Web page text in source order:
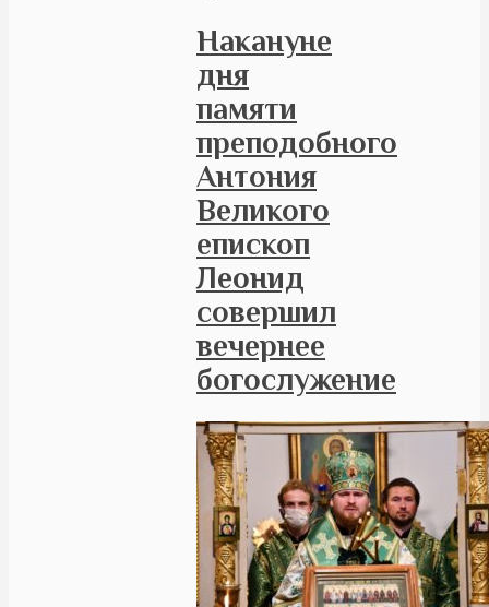
Накануне
дня
памяти
преподобного
Антония
Великого
епископ
Леонид
совершил
вечернее
богослужение